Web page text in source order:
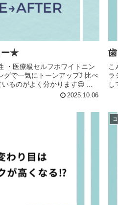
ー★
るのがよく分かります😌 ...
2025.10.06
こ
ラ
してい